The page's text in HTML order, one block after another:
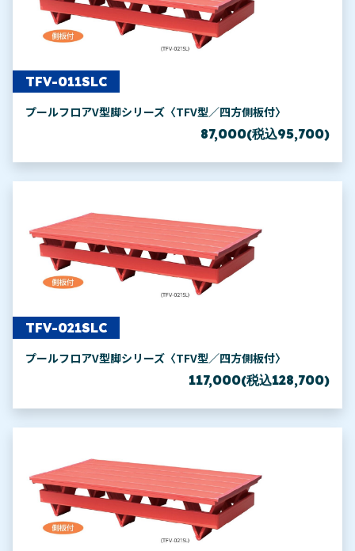
TFV-011SLC
プールフロアV型脚シリーズ〈TFV型／四方側板付〉
87,000(税込95,700)
TFV-021SLC
プールフロアV型脚シリーズ〈TFV型／四方側板付〉
117,000(税込128,700)